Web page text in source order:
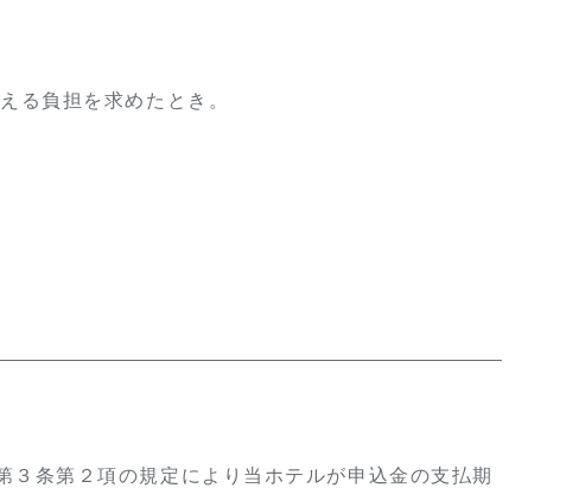
る負担を求めたとき。
条第２項の規定により当ホテルが申込金の支払期